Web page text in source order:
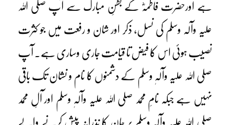
ہے اورحضرت فاطمہؓ کے بطنِ مبارک سے آپ صلی اللہ
علیہ وآلہ وسلم کی نسل، ذکر اور شان و رفعت میں جو کثرت
نصیب ہوئی اس کا فیض تا قیامت جاری وساری ہے۔ آپ
صلی اللہ علیہ وآلہٖ وسلم کے دشمنوں کا نام و نشان تک باقی
نہیں ہے جبکہ نامِ محمد صلی اللہ علیہ وآلہٖ وسلم اور آلِ محمد
صلی اللہ علیہ وآلہٖ وسلم پر جان کا نذرانہ پیش کرنے والے